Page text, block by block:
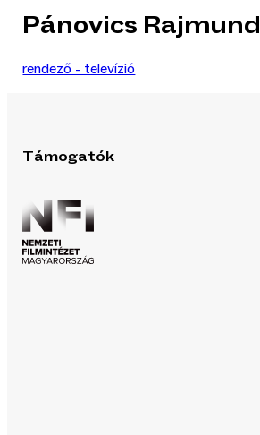
Pánovics Rajmund
rendező - televízió
Támogatók